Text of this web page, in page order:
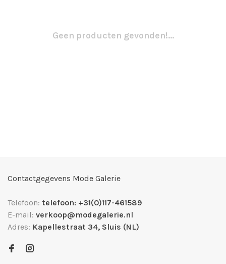
Geen producten gevonden!...
Contactgegevens Mode Galerie
Telefoon: telefoon: +31(0)117-461589
E-mail: verkoop@modegalerie.nl
Adres: Kapellestraat 34, Sluis (NL)